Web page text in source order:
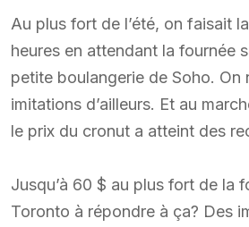
Au plus fort de l’été, on faisait
heures en attendant la fournée
petite boulangerie de Soho. On
imitations d’ailleurs. Et au
le prix du cronut a atteint des
Jusqu’à 60 $ au plus fort de la
Toronto à répondre à ça? Des